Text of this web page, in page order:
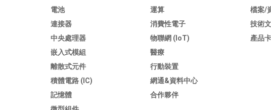
電池
連接器
中央處理器
嵌入式模組
離散式元件
積體電路 (IC)
記憶體
運算
消費性電子
物聯網 (IoT)
醫療
行動裝置
網通&資料中心
合作夥伴
檔案/
技術
產品